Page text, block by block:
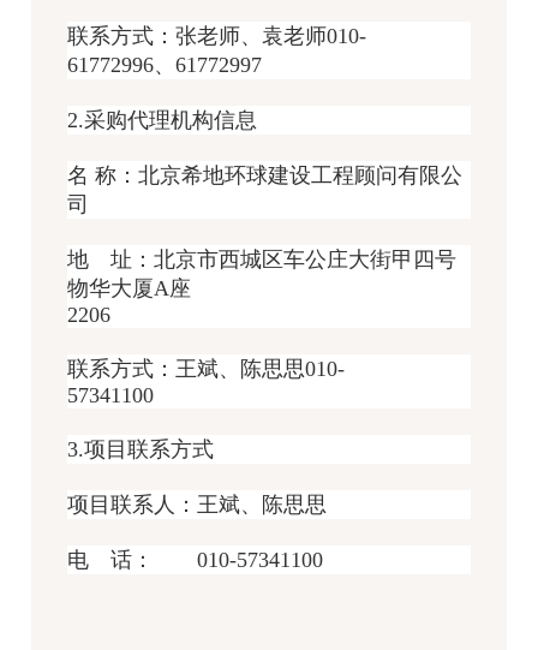
联系方式：张老师、袁老师010-
61772996、61772997
2.采购代理机构信息
名 称：北京希地环球建设工程顾问有限公
司
地 址：北京市西城区车公庄大街甲四号
物华大厦A座
2206
联系方式：王斌、陈思思010-
57341100
3.项目联系方式
项目联系人：王斌、陈思思
电 话： 010-57341100